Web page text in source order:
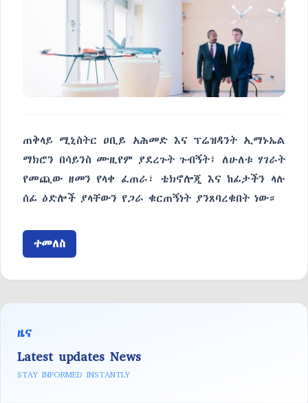
ዜና
Latest updates News
STAY INFORMED INSTANTLY
ጠቅላይ ሚኒስትር ዐቢይ አሕመድ እና ፕሬዝዳንት ኢማኑኤል
ማክሮን በሳይንስ ሙዚየም ያደረጉት ጉብኝት፤ ለሁለቱ ሃገራት
የመጪው ዘመን የላቀ ፈጠራ፣ ቴክኖሎጂ እና ከፊታችን ላሉ
ሰፊ ዕድሎች ያላቸውን የጋራ ቁርጠኝነት ያንጸባረቁበት ነው።
ተመለስ